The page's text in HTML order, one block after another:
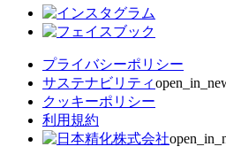
プライバシーポリシー
サステナビリティ
クッキーポリシー
利用規約